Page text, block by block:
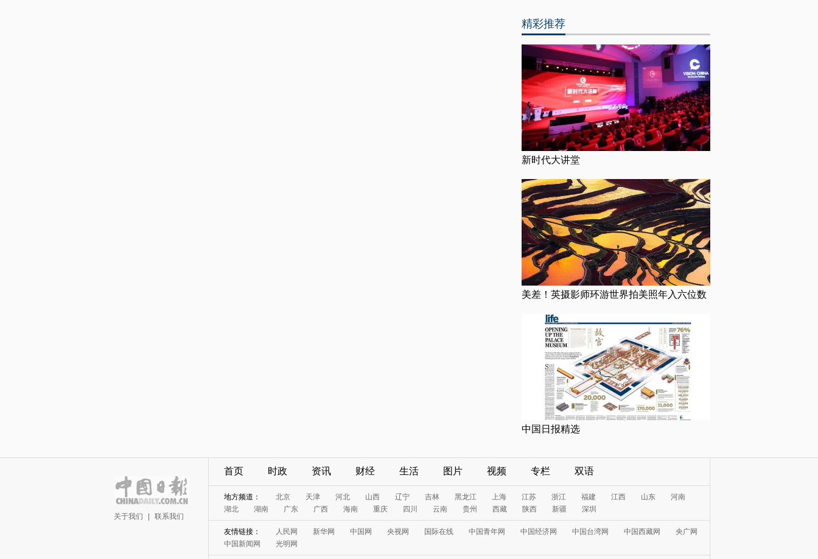
精彩推荐
新时代大讲堂
美差！英摄影师环游世界拍美照年入六位数
中国日报精选
关于我们 联系我们
首页 时政 资讯 财经 生活 图片 视频 专栏 双语
地方频道： 北京 天津 河北 山西 辽宁 吉林 黑龙江 上海 江苏 浙江 福建 江西 山东
河南
湖北
湖南 广东 广西 海南 重庆 四川 云南 贵州 西藏 陕西 新疆 深圳
友情链接： 人民网 新华网 中国网 央视网 国际在线 中国青年网 中国经济网 中国台湾网 中国西藏网
央广网
中国新闻网
光明网